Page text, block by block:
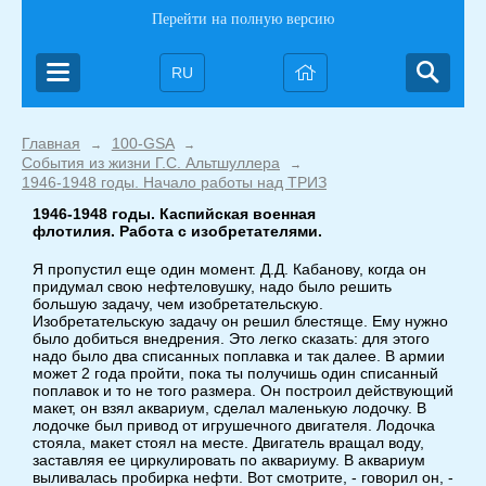
Перейти на полную версию
RU
Главная → 100-GSA →
События из жизни Г.С. Альтшуллера →
1946-1948 годы. Начало работы над ТРИЗ
1946-1948 годы. Каспийская военная
флотилия. Работа с изобретателями.
Я пропустил еще один момент. Д.Д. Кабанову, когда он
придумал свою нефтеловушку, надо было решить
большую задачу, чем изобретательскую.
Изобретательскую задачу он решил блестяще. Ему нужно
было добиться внедрения. Это легко сказать: для этого
надо было два списанных поплавка и так далее. В армии
может 2 года пройти, пока ты получишь один списанный
поплавок и то не того размера. Он построил действующий
макет, он взял аквариум, сделал маленькую лодочку. В
лодочке был привод от игрушечного двигателя. Лодочка
стояла, макет стоял на месте. Двигатель вращал воду,
заставляя ее циркулировать по аквариуму. В аквариум
выливалась пробирка нефти. Вот смотрите, - говорил он, -